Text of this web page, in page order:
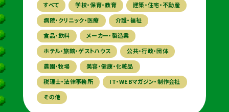
すべて 学校・保育・教育
建築・住宅・不動産
病院・クリニック・医療
介護・福祉
食品・飲料
メーカー・製造業
ホテル・旅館・ゲストハウス
公共・行政・団体
農園・牧場
美容・健康・化粧品
税理士・法律事務所
IT・WEBマガジン・制作会社
その他